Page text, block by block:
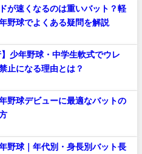
が速くなるのは重いバット？軽
野球でよくある疑問を解説
】少年野球・中学生軟式でウレ
止になる理由とは？
野球デビューに最適なバットの
野球｜年代別・身長別バット長